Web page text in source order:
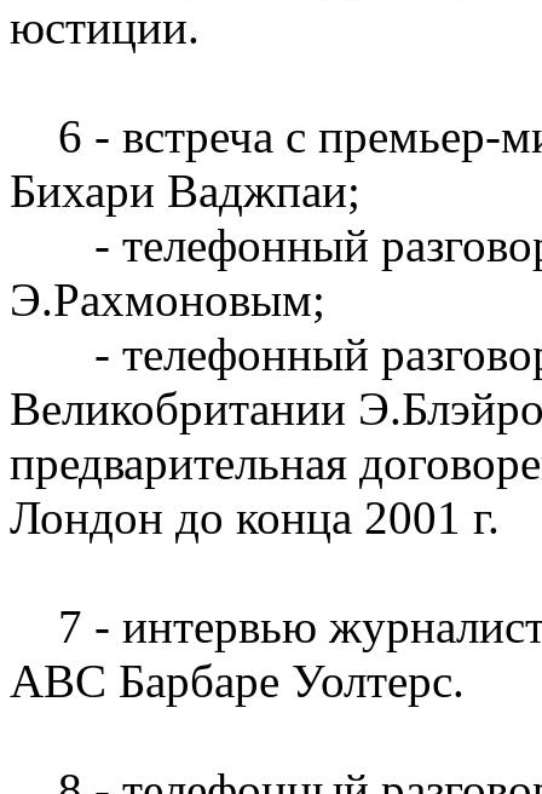
юстиции.
6 - встреча с премьер-
Бихари Ваджпаи;
- телефонный
Э.Рахмоновым;
- телефонный
Великобритании
предварительная
Лондон до конца 2001 г.
7 - интервью
ABC Барбаре Уолтерс.